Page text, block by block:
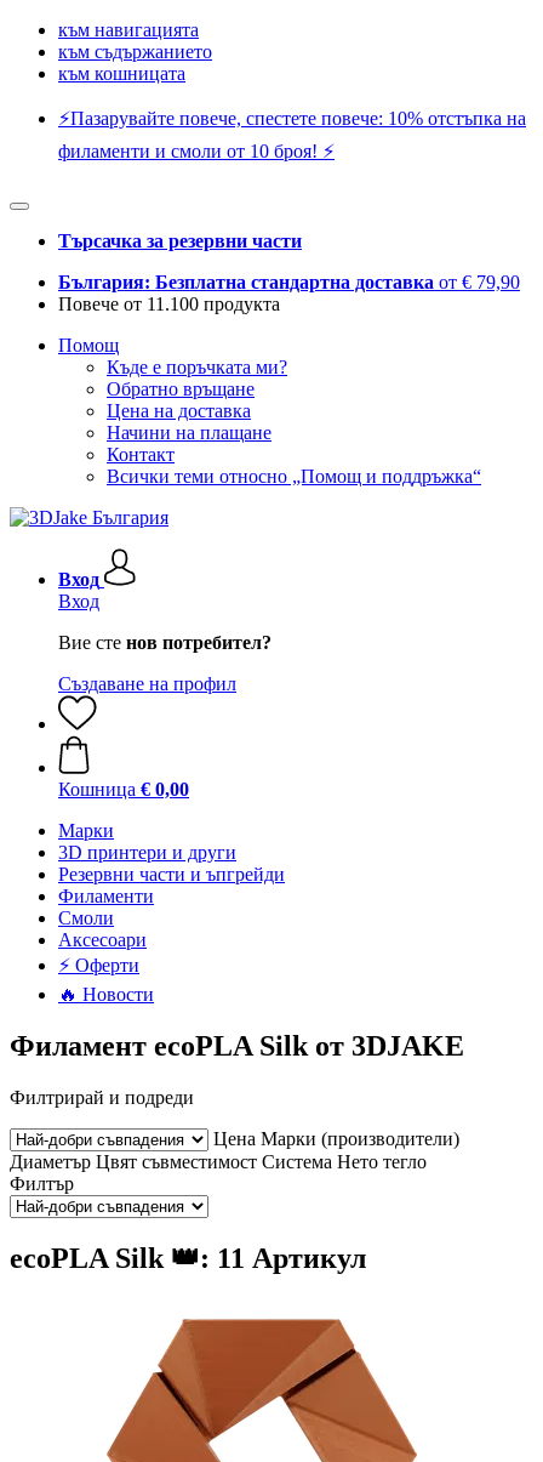
към навигацията
към съдържанието
към кошницата
⚡️Пазарувайте повече, спестете повече: 10% отстъпка на
филаменти и смоли от 10 броя! ⚡️
Търсачка за резервни части
България: Безплатна стандартна доставка от € 79,90
Повече от 11.100 продукта
Помощ
Къде е поръчката ми?
Обратно връщане
Цена на доставка
Начини на плащане
Контакт
Всички теми относно „Помощ и поддръжка“
Вход
Вход
Вие сте нов потребител?
Създаване на профил
Кошница € 0,00
Mарки
3D принтери и други
Резервни части и ъпгрейди
Филаменти
Смоли
Аксесоари
⚡ Оферти
🔥 Новости
Филамент ecoPLA Silk от 3DJAKE
Филтрирай и подреди
Цена Марки (производители)
Диаметър Цвят съвместимост Система Нето тегло
Филтър
ecoPLA Silk 👑: 11 Артикул